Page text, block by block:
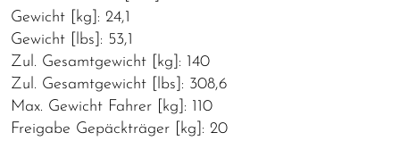
Gewicht [kg]: 24,1
Gewicht [lbs]: 53,1
Zul. Gesamtgewicht [kg]: 140
Zul. Gesamtgewicht [lbs]: 308,6
Max. Gewicht Fahrer [kg]: 110
Freigabe Gepäckträger [kg]: 20